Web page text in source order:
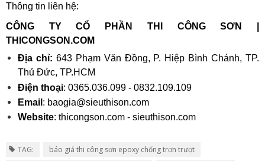
Thông tin liên hệ:
CÔNG TY CỔ PHẦN THI CÔNG SƠN |
THICONGSON.COM
Địa chỉ: 643 Phạm Văn Đồng, P. Hiệp Bình Chánh, TP.
Thủ Đức, TP.HCM
Điện thoại: 0365.036.099 - 0832.109.109
Email : baogia@sieuthison.com
Website: thicongson.com - sieuthison.com
TAG:
báo giá thi công sơn epoxy chống trơn trượt